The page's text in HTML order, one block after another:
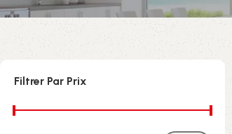
Filtrer Par Prix